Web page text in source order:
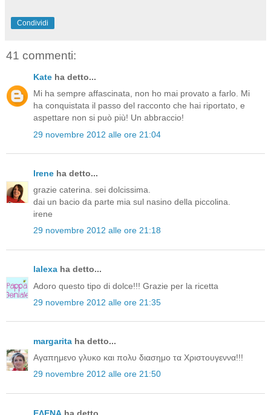
Condividi
41 commenti:
Kate ha detto...
Mi ha sempre affascinata, non ho mai provato a farlo. Mi
ha conquistata il passo del racconto che hai riportato, e
aspettare non si può più! Un abbraccio!
29 novembre 2012 alle ore 21:04
Irene ha detto...
grazie caterina. sei dolcissima.
dai un bacio da parte mia sul nasino della piccolina.
irene
29 novembre 2012 alle ore 21:18
lalexa ha detto...
Adoro questo tipo di dolce!!! Grazie per la ricetta
29 novembre 2012 alle ore 21:35
margarita ha detto...
Αγαπημενο γλυκο και πολυ διασημο τα Χριστουγεννα!!!
29 novembre 2012 alle ore 21:50
ΕΛΕΝΑ ha detto...